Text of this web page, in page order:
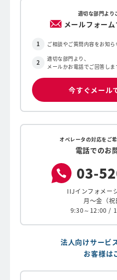
適切な部門より
メールフォー
ご相談やご質問内容をお知ら
適切な部門より、
メールかお電話でご回答しま
今すぐメール
オペレータの対応をご
電話でのお
03-
IIJインフォメー
月〜金（祝
9:30～12:00 /
法人向けサービ
お客様は